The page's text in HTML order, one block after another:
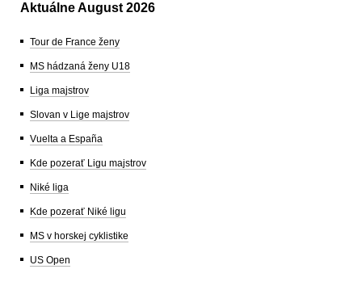
Aktuálne August 2026
Tour de France ženy
MS hádzaná ženy U18
Liga majstrov
Slovan v Lige majstrov
Vuelta a España
Kde pozerať Ligu majstrov
Niké liga
Kde pozerať Niké ligu
MS v horskej cyklistike
US Open